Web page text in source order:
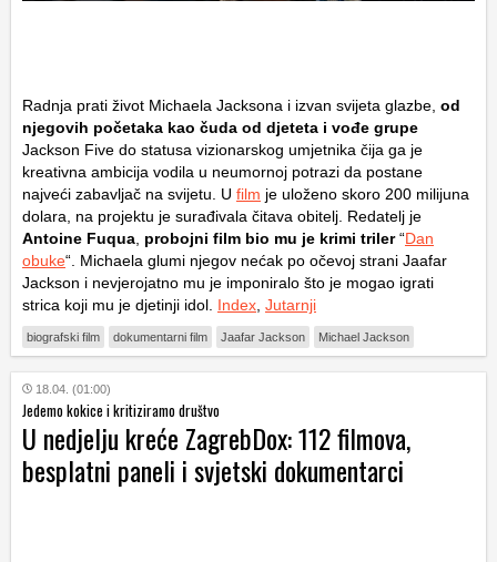
Radnja prati život Michaela Jacksona i izvan svijeta glazbe, od
njegovih početaka kao čuda od djeteta i vođe grupe
Jackson Five do statusa vizionarskog umjetnika čija ga je
kreativna ambicija vodila u neumornoj potrazi da postane
najveći zabavljač na svijetu. U film je uloženo skoro 200 milijuna
dolara, na projektu je surađivala čitava obitelj. Redatelj je
Antoine Fuqua probojni film bio mu je krimi triler“Dan
obuke“. Michaela glumi njegov nećak po očevoj strani Jaafar
Jackson i nevjerojatno mu je imponiralo što je mogao igrati
strica koji mu je djetinji idol. Index Jutarnji
biografski film dokumentarni film Jaafar Jackson Michael Jackson
18.04. (01:00)
Jedemo kokice i kritiziramo društvo
U nedjelju kreće ZagrebDox: 112 filmova,
besplatni paneli i svjetski dokumentarci